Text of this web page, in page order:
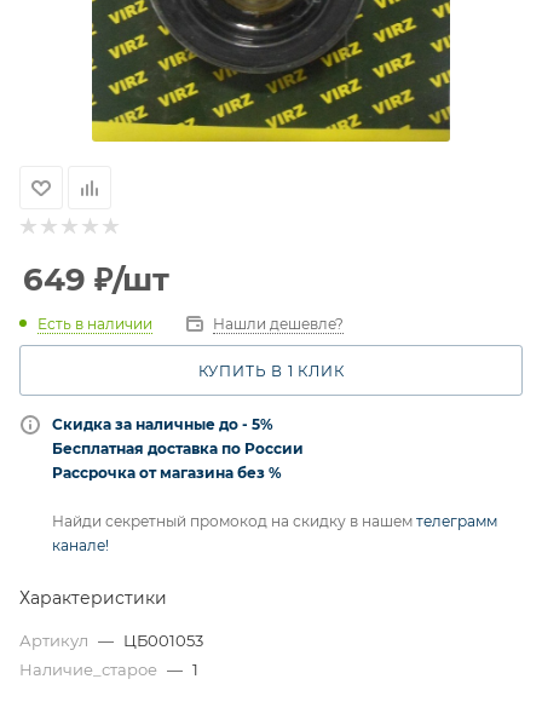
649 ₽/шт
Есть в наличии Нашли дешевле?
КУПИТЬ В 1 КЛИК
Скидка за наличные до - 5%
Бесплатная доставка по России
Рассрочка от магазина без %
Найди секретный промокод на скидку в нашем телеграмм
канале!
Характеристики
Артикул — ЦБ001053
Наличие_старое — 1